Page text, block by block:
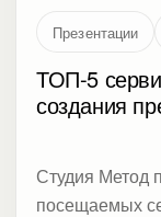
Презентации
ТОП-5
создания
Студия Метод
посещаемых